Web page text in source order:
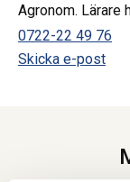
Agronom. Lärare
0722-22 49 76
Skicka e-post